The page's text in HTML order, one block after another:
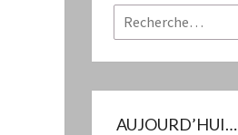
Rechercher :
AUJOURD’HUI…